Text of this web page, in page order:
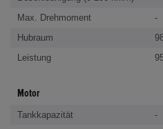
Max. Drehmoment
-
Hubraum
Leistung
Motor
Tankkapazität
-